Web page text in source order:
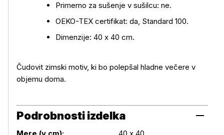
Primerno za sušenje v sušilcu: ne.
OEKO-TEX certifikat: da, Standard 100.
Dimenzije: 40 x 40 cm.
Čudovit zimski motiv, ki bo polepšal hladne večere v
objemu doma.
Podrobnosti izdelka